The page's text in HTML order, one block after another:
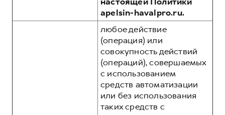
apelsin-havalpro.ru.
любое действие
(операция) или
совокупность действий
(операций), совершаемых
с использованием
средств автоматизации
или без использования
таких средств с